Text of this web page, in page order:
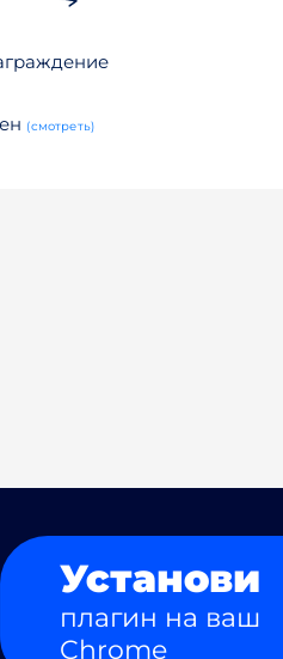
(смотреть)
Установи
плагин на ваш
Chrome